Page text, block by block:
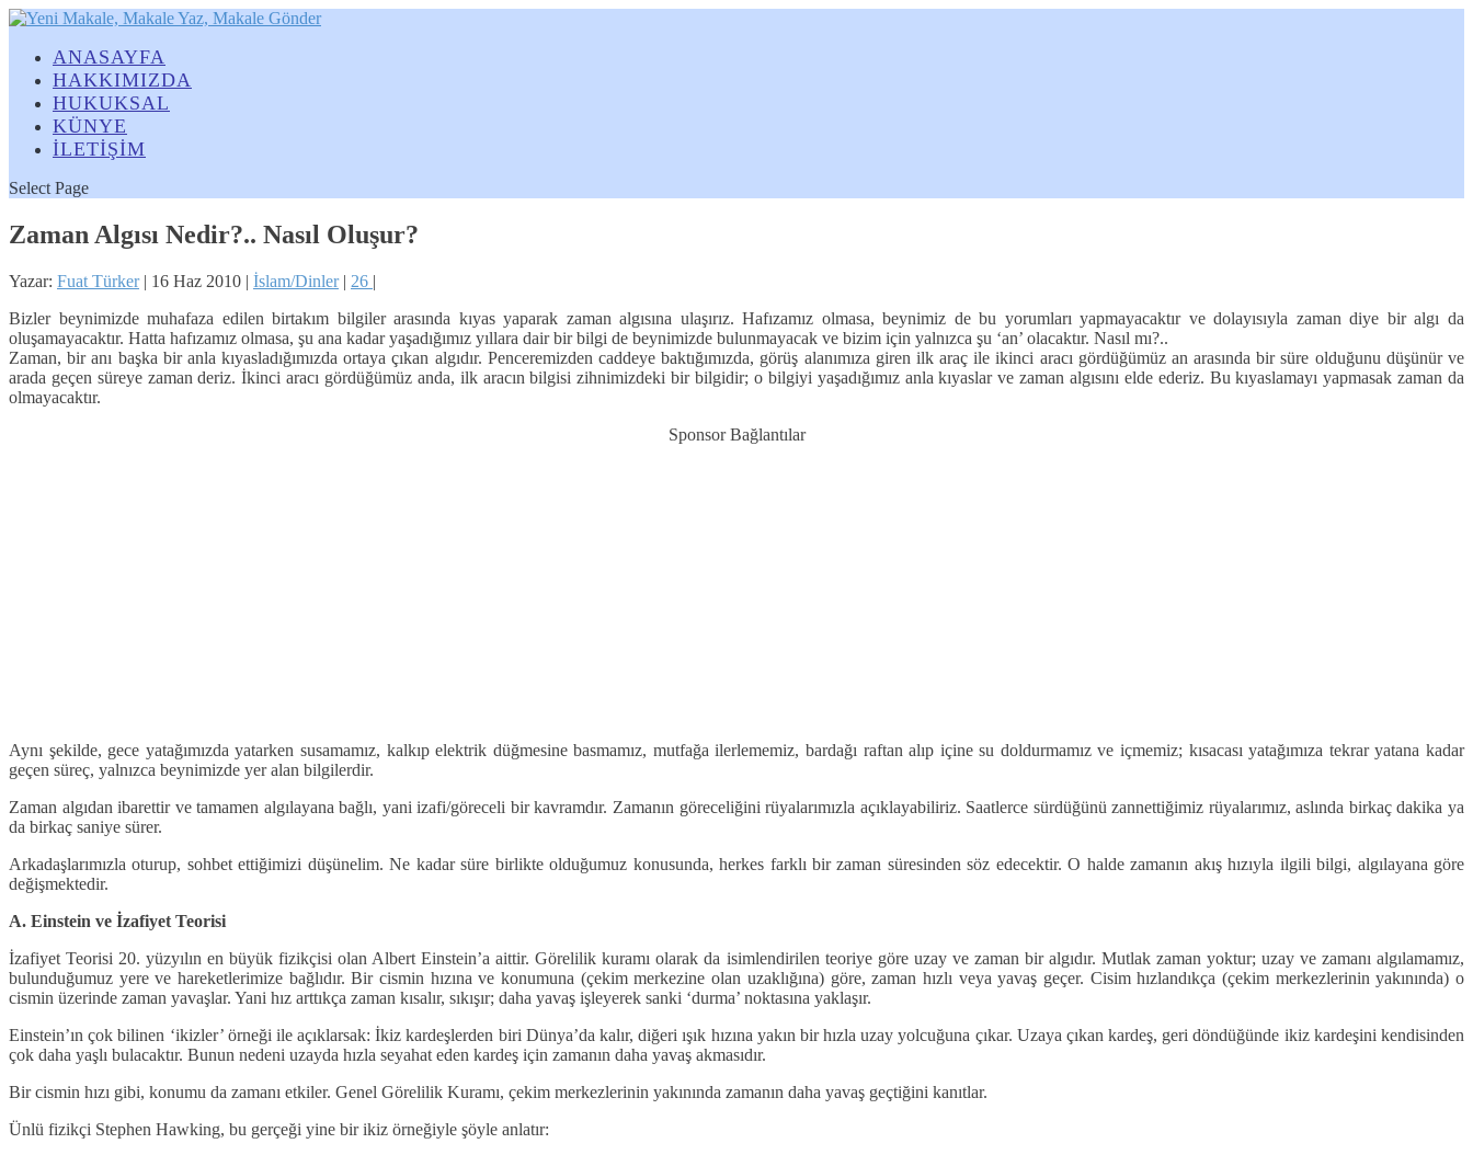
ANASAYFA
HAKKIMIZDA
HUKUKSAL
KÜNYE
İLETİŞİM
Select Page
Zaman Algısı Nedir?.. Nasıl Oluşur?
Yazar: Fuat Türker| 16 Haz 2010 | İslam/Dinler| 26 |
Bizler beynimizde muhafaza edilen birtakım bilgiler arasında kıyas yaparak zaman algısına ulaşırız. Hafızamız olmasa, beynimiz de bu yorumları yapmayacaktır ve dolayısıyla zaman diye bir algı da
oluşamayacaktır. Hatta hafızamız olmasa, şu ana kadar yaşadığımız yıllara dair bir bilgi de beynimizde bulunmayacak ve bizim için yalnızca şu ‘an’ olacaktır. Nasıl mı?..
Zaman, bir anı başka bir anla kıyasladığımızda ortaya çıkan algıdır. Penceremizden caddeye baktığımızda, görüş alanımıza giren ilk araç ile ikinci aracı gördüğümüz an arasında bir süre olduğunu düşünür ve
arada geçen süreye zaman deriz. İkinci aracı gördüğümüz anda, ilk aracın bilgisi zihnimizdeki bir bilgidir; o bilgiyi yaşadığımız anla kıyaslar ve zaman algısını elde ederiz. Bu kıyaslamayı yapmasak zaman da
olmayacaktır.
Sponsor Bağlantılar
Aynı şekilde, gece yatağımızda yatarken susamamız, kalkıp elektrik düğmesine basmamız, mutfağa ilerlememiz, bardağı raftan alıp içine su doldurmamız ve içmemiz; kısacası yatağımıza tekrar yatana kadar
geçen süreç, yalnızca beynimizde yer alan bilgilerdir.
Zaman algıdan ibarettir ve tamamen algılayana bağlı, yani izafi/göreceli bir kavramdır. Zamanın göreceliğini rüyalarımızla açıklayabiliriz. Saatlerce sürdüğünü zannettiğimiz rüyalarımız, aslında birkaç dakika ya
da birkaç saniye sürer.
Arkadaşlarımızla oturup, sohbet ettiğimizi düşünelim. Ne kadar süre birlikte olduğumuz konusunda, herkes farklı bir zaman süresinden söz edecektir. O halde zamanın akış hızıyla ilgili bilgi, algılayana göre
değişmektedir.
A. Einstein ve İzafiyet Teorisi
İzafiyet Teorisi 20. yüzyılın en büyük fizikçisi olan Albert Einstein’a aittir. Görelilik kuramı olarak da isimlendirilen teoriye göre uzay ve zaman bir algıdır. Mutlak zaman yoktur; uzay ve zamanı algılamamız,
bulunduğumuz yere ve hareketlerimize bağlıdır. Bir cismin hızına ve konumuna (çekim merkezine olan uzaklığına) göre, zaman hızlı veya yavaş geçer. Cisim hızlandıkça (çekim merkezlerinin yakınında) o
cismin üzerinde zaman yavaşlar. Yani hız arttıkça zaman kısalır, sıkışır; daha yavaş işleyerek sanki ‘durma’ noktasına yaklaşır.
Einstein’ın çok bilinen ‘ikizler’ örneği ile açıklarsak: İkiz kardeşlerden biri Dünya’da kalır, diğeri ışık hızına yakın bir hızla uzay yolcuğuna çıkar. Uzaya çıkan kardeş, geri döndüğünde ikiz kardeşini kendisinden
çok daha yaşlı bulacaktır. Bunun nedeni uzayda hızla seyahat eden kardeş için zamanın daha yavaş akmasıdır.
Bir cismin hızı gibi, konumu da zamanı etkiler. Genel Görelilik Kuramı, çekim merkezlerinin yakınında zamanın daha yavaş geçtiğini kanıtlar.
Ünlü fizikçi Stephen Hawking, bu gerçeği yine bir ikiz örneğiyle şöyle anlatır: